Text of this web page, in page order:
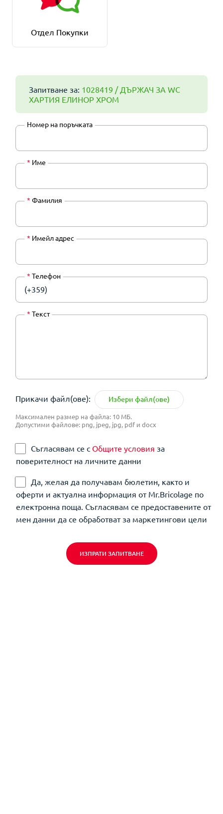
Отдел Покупки
Запитване за: 1028419 / ДЪРЖАЧ ЗА WC
ХАРТИЯ ЕЛИНОР ХРОМ
Номер на поръчката
* Име
* Фамилия
* Имейл адрес
* Телефон
(+359)
* Текст
Прикачи файл(ове): Избери файл(ове)
Максимален размер на файла: 10 МБ.
Допустими файлове: png, jpeg, jpg, pdf и docx
Съгласявам се с Общите условия за
поверителност на личните данни
Да, желая да получавам бюлетин, както и
оферти и актуална информация от Mr.Bricolage по
електронна поща. Съгласявам се предоставените от
мен данни да се обработват за маркетингови цели
ИЗПРАТИ ЗАПИТВАНЕ